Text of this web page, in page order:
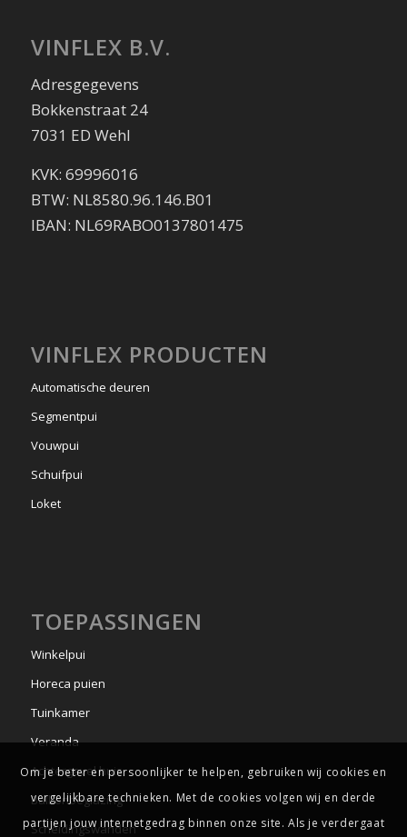
VINFLEX B.V.
Adresgegevens
Bokkenstraat 24
7031 ED Wehl
KVK: 69996016
BTW: NL8580.96.146.B01
IBAN: NL69RABO0137801475
VINFLEX PRODUCTEN
Automatische deuren
Segmentpui
Vouwpui
Schuifpui
Loket
TOEPASSINGEN
Winkelpui
Horeca puien
Tuinkamer
Veranda
Achtergevel huis
Balkonbeglazing
Scheidingswanden
Om je beter en persoonlijker te helpen, gebruiken wij cookies en
vergelijkbare technieken. Met de cookies volgen wij en derde
partijen jouw internetgedrag binnen onze site. Als je verdergaat